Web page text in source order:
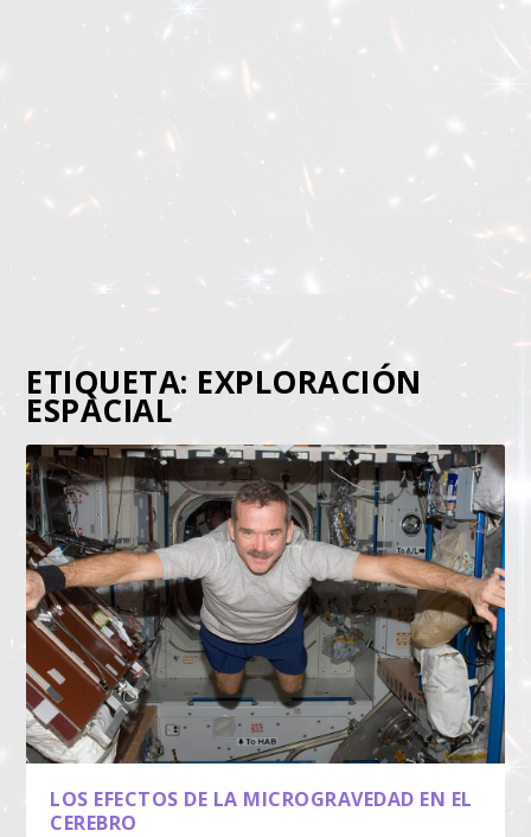
ETIQUETA: EXPLORACIÓN
ESPACIAL
LOS EFECTOS DE LA MICROGRAVEDAD EN EL
CEREBRO